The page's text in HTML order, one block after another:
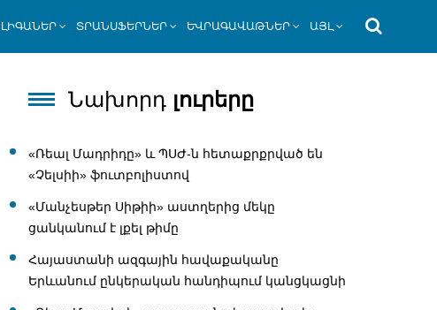
ԼԻԳԱՆԵՐ ՏՐԱՆՍՖԵՐՆԵՐ ԵՎՐԱԳԱՎԱԹՆԵՐ ԱՅԼ
Նախորդ լուրերը
«Ռեալ Մադրիդը» և ՊՍԺ-ն հետաքրքրված են
«Չելսիի» ֆուտբոլիստով
«Մանչեսթեր Սիթիի» աստղերից մեկը
ցանկանում է լքել թիմը
Հայաստանի ազգային հավաքականը
Երևանում ընկերական հանդիպում կանցկացնի